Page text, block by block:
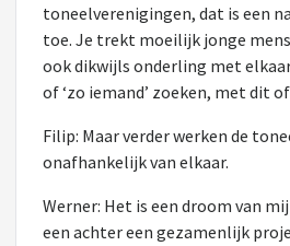
toneelverenigingen, dat is een
toe. Je trekt moeilijk jonge
ook dikwijls onderling met elkaar
of ‘zo iemand’ zoeken, met dit
Filip: Maar verder werken de
onafhankelijk van elkaar.
Werner: Het is een droom van
een achter een gezamenlijk